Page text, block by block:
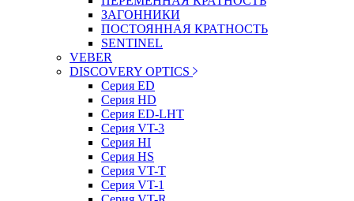
ЗАГОННИКИ
ПОСТОЯННАЯ КРАТНОСТЬ
SENTINEL
VEBER
DISCOVERY OPTICS
Серия ED
Серия HD
Серия ED-LHT
Серия VT-3
Серия HI
Серия HS
Серия VT-T
Серия VT-1